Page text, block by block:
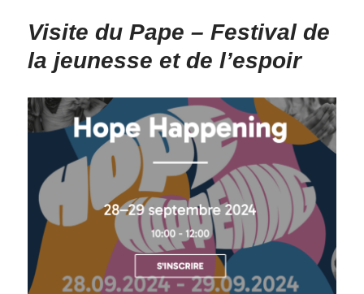
Visite du Pape – Festival de
la jeunesse et de l’espoir